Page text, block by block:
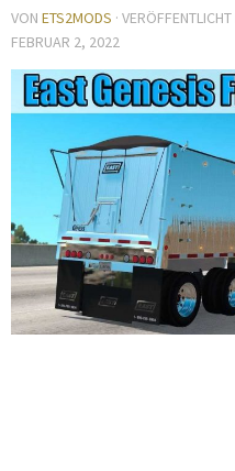
VON ETS2MODS · VERÖFFENTLICHT
FEBRUAR 2, 2022